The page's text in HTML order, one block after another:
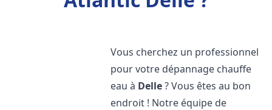
Vous cherchez un professionnel
pour votre dépannage chauffe
eau à Delle? Vous êtes au bon
endroit ! Notre équipe de